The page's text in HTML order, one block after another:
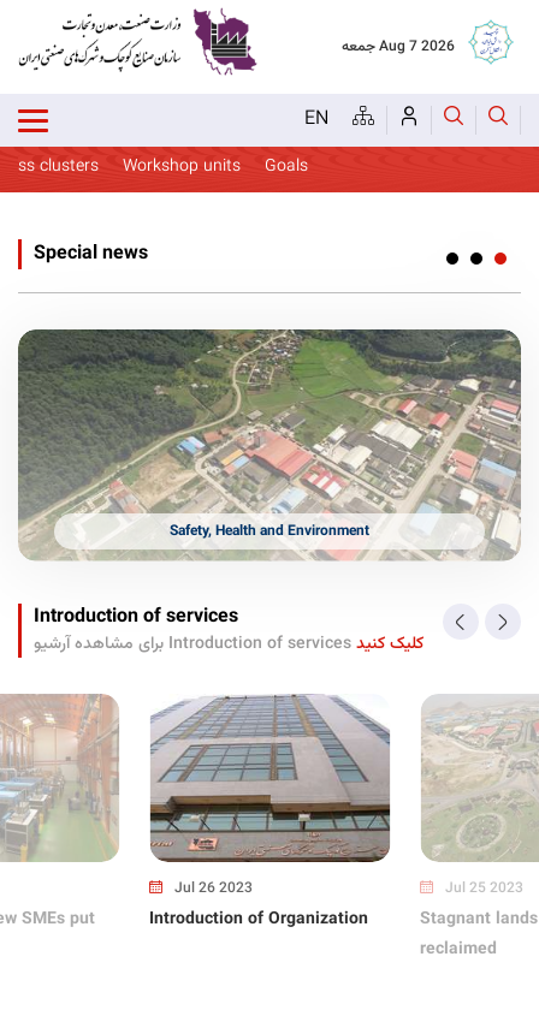
جمعه Aug 7 2026
EN
clusters Workshop units
Goals
and Environment
Special news
Safety, Health and Environment
Introduction of services
برای مشاهده آرشیو Introduction of servicesکلیک کنید
Jul 26 2023
Introduction of Organization
SMEs put
Jul 25 2023
Stagnant
reclaimed